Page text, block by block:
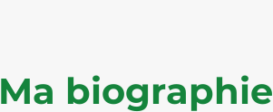
Ma biographie